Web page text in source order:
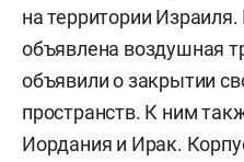
на территории
объявлена воздушная
объявили о закрытии
пространств. К ним
Иордания и Ирак.